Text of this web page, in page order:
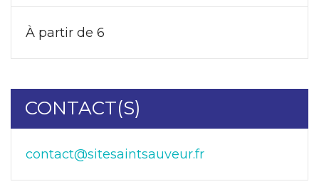
À partir de 6
CONTACT(S)
contact@sitesaintsauveur.fr